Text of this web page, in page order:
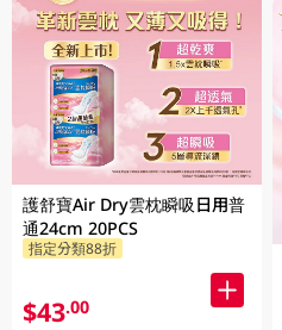
護舒寶Air Dry雲枕瞬吸日用普
通24cm 20PCS
指定分類88折
$43.00